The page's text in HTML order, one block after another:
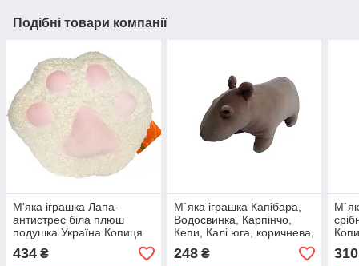
Подібні товари компанії
М'яка іграшка Лапа-
антистрес біла плюш
подушка Україна Копиця
33*9*35см (00066-60)
434 ₴
М`яка іграшка Капібара,
Водосвинка, Карпінчо,
Кепи, Калі юга, коричнева,
плюш, Копиця, Україна, 28
см. (00173-6)
248₴ 310